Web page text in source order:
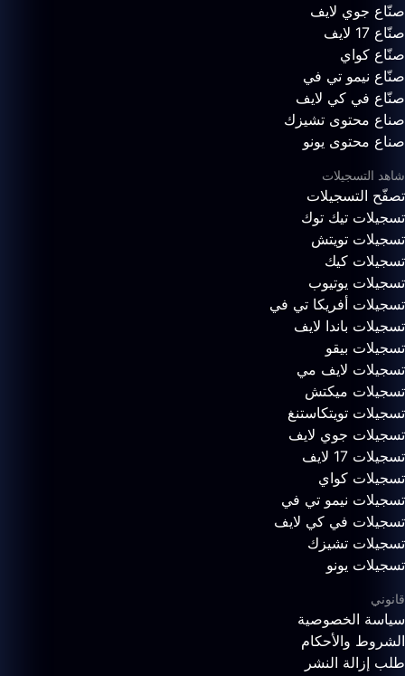
صنّاع جوي لايف
صنّاع 17 لايف
صنّاع كواي
صنّاع نيمو تي في
صنّاع في كي لايف
صناع محتوى تشيزك
صناع محتوى يونو
شاهد التسجيلات
تصفّح التسجيلات
تسجيلات تيك توك
تسجيلات تويتش
تسجيلات كيك
تسجيلات يوتيوب
تسجيلات أفريكا تي في
تسجيلات باندا لايف
تسجيلات بيقو
تسجيلات لايف مي
تسجيلات ميكتش
تسجيلات تويتكاستنغ
تسجيلات جوي لايف
تسجيلات 17 لايف
تسجيلات كواي
تسجيلات نيمو تي في
تسجيلات في كي لايف
تسجيلات تشيزك
تسجيلات يونو
قانوني
سياسة الخصوصية
الشروط والأحكام
طلب إزالة النشر